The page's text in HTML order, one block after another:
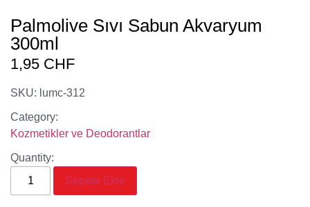
Palmolive Sıvı Sabun Akvaryum
300ml
1,95 CHF
SKU: lumc-312
Category:
Kozmetikler ve Deodorantlar
Quantity:
Sepete Ekle